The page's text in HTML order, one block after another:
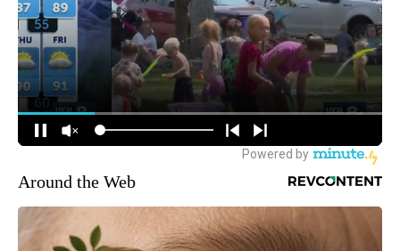
Around the Web